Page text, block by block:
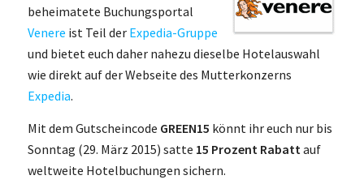
beheimatete Buchungsportal
Venere ist Teil der Expedia-Gruppe
und bietet euch daher nahezu dieselbe Hotelauswahl
wie direkt auf der Webseite des Mutterkonzerns
Expedia.
Mit dem Gutscheincode GREEN15 könnt ihr euch nur bis
Sonntag (29. März 2015) satte 15 Prozent Rabatt auf
weltweite Hotelbuchungen sichern.